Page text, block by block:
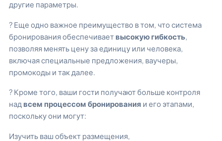
другие параметры.
? Еще одно важное преимущество в том, что система
бронирования обеспечивает высокую гибкость
позволяя менять цену за единицу или человека,
включая специальные предложения, ваучеры,
промокоды и так далее.
? Кроме того, ваши гости получают больше контроля
над всем процессом бронирования и его этапами,
поскольку они могут:
Изучить ваш объект размещения,